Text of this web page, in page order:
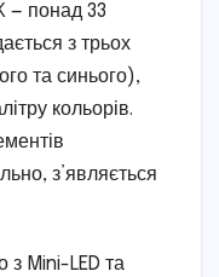
— понад 33
з трьох
та синього),
кольорів.
з’являється
з Mini-LED та